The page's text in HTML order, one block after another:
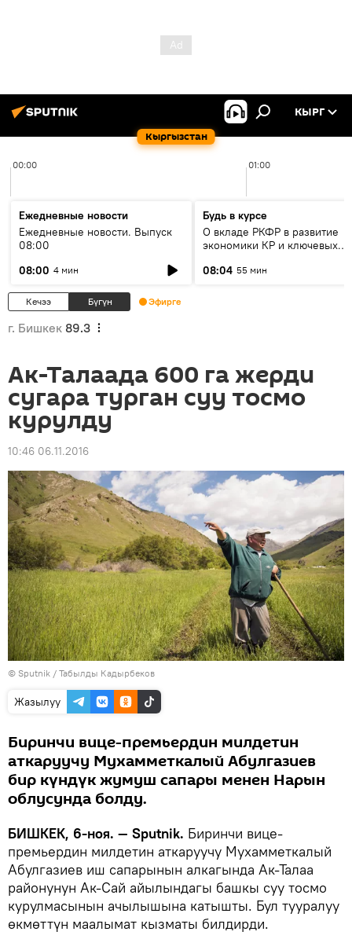
Кыргызстан
КЫРГ
00:00 01:00
Ежедневные новости
Ежедневные новости. Выпуск
08:00
08:00 4 мин
Будь в курсе
О вкладе РКФР в развитие
экономики КР и ключевых
08:04 55 мин
Кечээ Бүгүн Эфирге
г. Бишкек 89.3
Ак-Талаада 600 га жерди
сугара турган суу тосмо
курулду
10:46 06.11.2016
© Sputnik / Табылды Кадырбеков
Жазылуу
Биринчи вице-премьердин милдетин
аткаруучу Мухамметкалый Абулгазиев
бир күндүк жумуш сапары менен Нарын
облусунда болду.
БИШКЕК, 6-ноя. — Sputnik. Биринчи вице-
премьердин милдетин аткаруучу Мухамметкалый
Абулгазиев иш сапарынын алкагында Ак-Талаа
районунун Ак-Сай айылындагы башкы суу тосмо
курулмасынын ачылышына катышты. Бул тууралуу
өкмөттүн маалымат кызматы билдирди.